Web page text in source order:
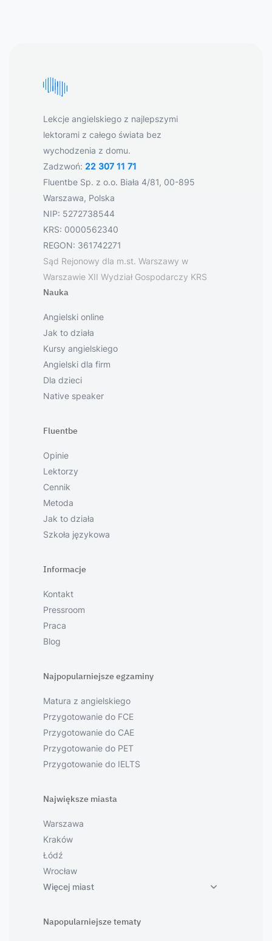
Lekcje angielskiego z najlepszymi
lektorami z całego świata bez
wychodzenia z domu.
Zadzwoń: 22 307 11 71
Fluentbe Sp. z o.o. Biała 4/81, 00-895
Warszawa, Polska
NIP: 5272738544
KRS: 0000562340
REGON: 361742271
Sąd Rejonowy dla m.st. Warszawy w
Warszawie XII Wydział Gospodarczy KRS
Nauka
Angielski online
Jak to działa
Kursy angielskiego
Angielski dla firm
Dla dzieci
Native speaker
Fluentbe
Opinie
Lektorzy
Cennik
Metoda
Jak to działa
Szkoła językowa
Informacje
Kontakt
Pressroom
Praca
Blog
Najpopularniejsze egzaminy
Matura z angielskiego
Przygotowanie do FCE
Przygotowanie do CAE
Przygotowanie do PET
Przygotowanie do IELTS
Największe miasta
Warszawa
Kraków
Łódź
Wrocław
Więcej miast
Napopularniejsze tematy